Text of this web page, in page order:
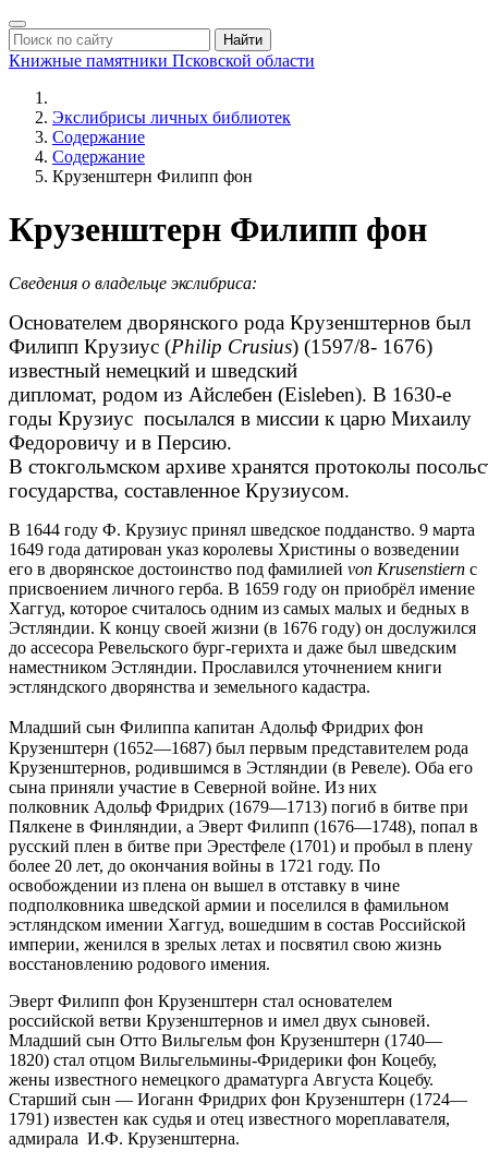
Найти
Книжные памятники Псковской области
Экслибрисы личных библиотек
Содержание
Содержание
Крузенштерн Филипп фон
Крузенштерн Филипп фон
Сведения о владельце экслибриса:
Основателем дворянского рода Крузенштернов был
Филипп Крузиус (Philip Crusius) (1597/8- 1676)
известный немецкий и шведский
дипломат, родом из Айслебен (Eisleben). В 1630-е
годы Крузиус посылался в миссии к царю Михаилу
Федоровичу и в Персию.
В стокгольмском архиве хранятся протоколы
государства, составленное Крузиусом.
В 1644 году Ф. Крузиус принял шведское подданство. 9 марта
1649 года датирован указ королевы Христины о возведении
его в дворянское достоинство под фамилией von Krusenstiern с
присвоением личного герба. В 1659 году он приобрёл имение
Хаггуд, которое считалось одним из самых малых и бедных в
Эстляндии. К концу своей жизни (в 1676 году) он дослужился
до ассесора Ревельского бург-герихта и даже был шведским
наместником Эстляндии. Прославился уточнением книги
эстляндского дворянства и земельного кадастра.
Младший сын Филиппа капитан Адольф Фридрих фон
Крузенштерн (1652—1687) был первым представителем рода
Крузенштернов, родившимся в Эстляндии (в Ревеле). Оба его
сына приняли участие в Северной войне. Из них
полковник Адольф Фридрих (1679—1713) погиб в битве при
Пялкене в Финляндии, а Эверт Филипп (1676—1748), попал в
русский плен в битве при Эрестфеле (1701) и пробыл в плену
более 20 лет, до окончания войны в 1721 году. По
освобождении из плена он вышел в отставку в чине
подполковника шведской армии и поселился в фамильном
эстляндском имении Хаггуд, вошедшим в состав Российской
империи, женился в зрелых летах и посвятил свою жизнь
восстановлению родового имения.
Эверт Филипп фон Крузенштерн стал основателем
российской ветви Крузенштернов и имел двух сыновей.
Младший сын Отто Вильгельм фон Крузенштерн (1740—
1820) стал отцом Вильгельмины-Фридерики фон Коцебу,
жены известного немецкого драматурга Августа Коцебу.
Старший сын — Иоганн Фридрих фон Крузенштерн (1724—
1791) известен как судья и отец известного мореплавателя,
адмирала И.Ф. Крузенштерна.